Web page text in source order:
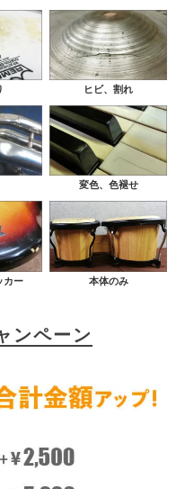
ヒビ、割れ
変色、色褪せ
カー 本体のみ
ンペーン